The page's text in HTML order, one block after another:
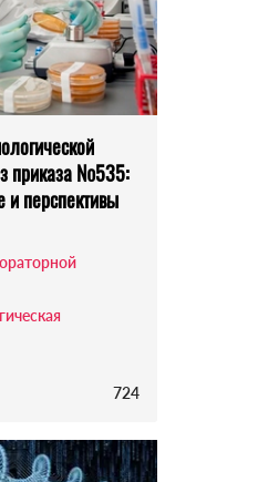
приказа №535:
перспективы
724